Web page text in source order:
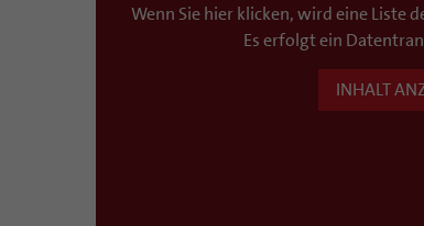
Wenn Sie hier klicken, wird eine Liste
Es erfolgt ein
INHALT